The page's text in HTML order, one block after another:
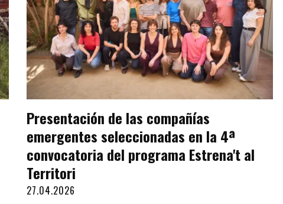
Presentación de las compañías
emergentes seleccionadas en la 4ª
convocatoria del programa Estrena't al
Territori
27.04.2026